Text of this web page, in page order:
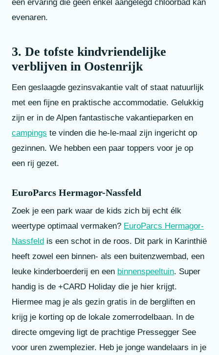
een ervaring die geen enkel aangelegd chloorbad kan
evenaren.
3. De tofste kindvriendelijke
verblijven in Oostenrijk
Een geslaagde gezinsvakantie valt of staat natuurlijk
met een fijne en praktische accommodatie. Gelukkig
zijn er in de Alpen fantastische vakantieparken en
campings te vinden die he-le-maal zijn ingericht op
gezinnen. We hebben een paar toppers voor je op
een rij gezet.
EuroParcs Hermagor-Nassfeld
Zoek je een park waar de kids zich bij echt élk
weertype optimaal vermaken? EuroParcs Hermagor-
Nassfeld is een schot in de roos. Dit park in Karinthië
heeft zowel een binnen- als een buitenzwembad, een
leuke kinderboerderij en een binnenspeeltuin. Super
handig is de +CARD Holiday die je hier krijgt.
Hiermee mag je als gezin gratis in de bergliften en
krijg je korting op de lokale zomerrodelbaan. In de
directe omgeving ligt de prachtige Pressegger See
voor uren zwemplezier. Heb je jonge wandelaars in je